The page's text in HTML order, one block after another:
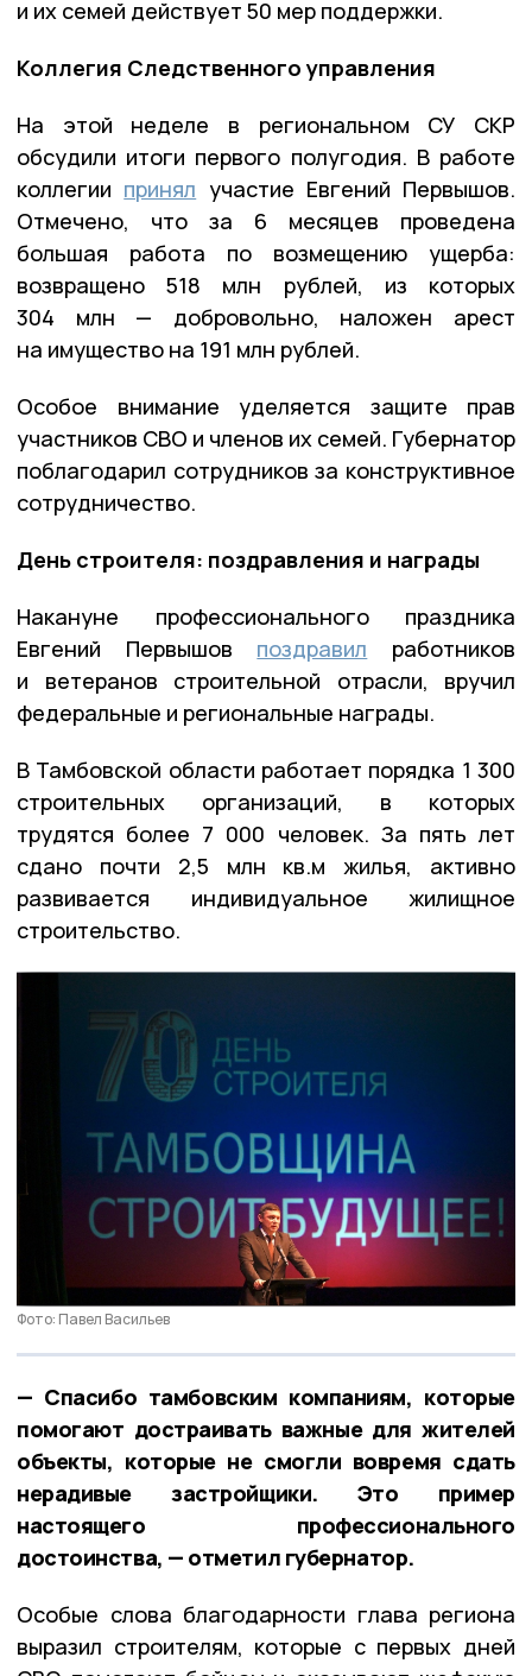
и их семей действует 50 мер поддержки.
Коллегия Следственного управления
На этой неделе в региональном СУ СКР
обсудили итоги первого полугодия. В работе
коллегии принял участие Евгений Первышов.
Отмечено, что за 6 месяцев проведена
большая работа по возмещению ущерба:
возвращено 518 млн рублей, из которых
304 млн — добровольно, наложен арест
на имущество на 191 млн рублей.
Особое внимание уделяется защите прав
участников СВО и членов их семей. Губернатор
поблагодарил сотрудников за конструктивное
сотрудничество.
День строителя: поздравления и награды
Накануне профессионального праздника
Евгений Первышов поздравил работников
и ветеранов строительной отрасли, вручил
федеральные и региональные награды.
В Тамбовской области работает порядка 1 300
строительных организаций, в которых
трудятся более 7 000 человек. За пять лет
сдано почти 2,5 млн кв.м жилья, активно
развивается индивидуальное жилищное
строительство.
Фото: Павел Васильев
— Спасибо тамбовским компаниям, которые
помогают достраивать важные для жителей
объекты, которые не смогли вовремя сдать
нерадивые застройщики. Это пример
настоящего профессионального
достоинства, — отметил губернатор.
Особые слова благодарности глава региона
выразил строителям, которые с первых дней